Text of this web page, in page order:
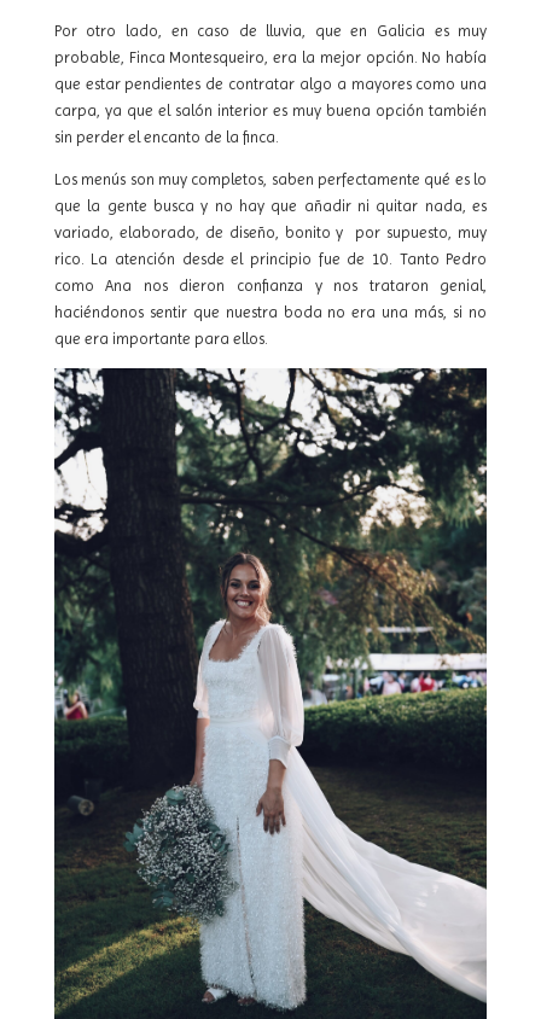
Por otro lado, en caso de lluvia, que en Galicia es muy
probable, Finca Montesqueiro, era la mejor opción. No había
que estar pendientes de contratar algo a mayores como una
carpa, ya que el salón interior es muy buena opción también
sin perder el encanto de la finca.
Los menús son muy completos, saben perfectamente qué es lo
que la gente busca y no hay que añadir ni quitar nada, es
variado, elaborado, de diseño, bonito y
por supuesto, muy
rico. La atención desde el principio fue de 10. Tanto Pedro
como Ana nos dieron confianza y nos trataron genial,
haciéndonos sentir que nuestra boda no era una más, si no
que era importante para ellos.